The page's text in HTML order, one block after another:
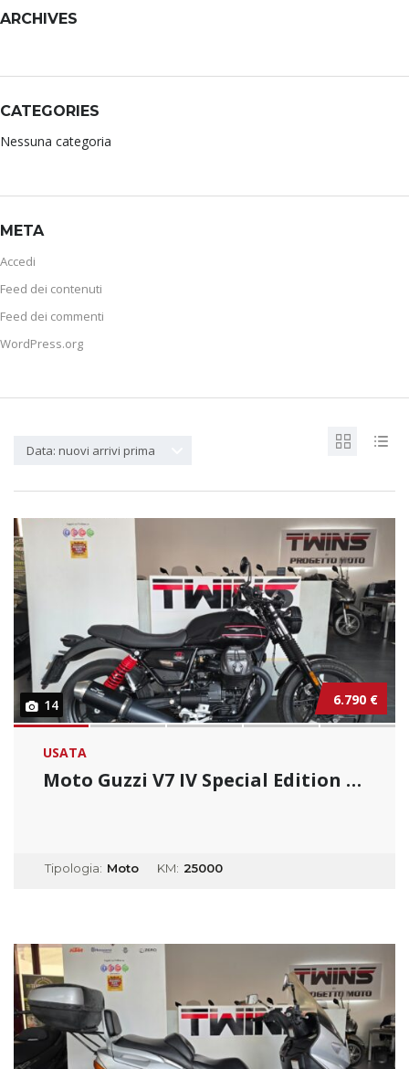
ARCHIVES
CATEGORIES
Nessuna categoria
META
Accedi
Feed dei contenuti
Feed dei commenti
WordPress.org
Data: nuovi arrivi prima
14 6.790 €
USATA
Moto Guzzi V7 IV Special Edition _ Usato Per...
Tipologia: Moto KM: 25000